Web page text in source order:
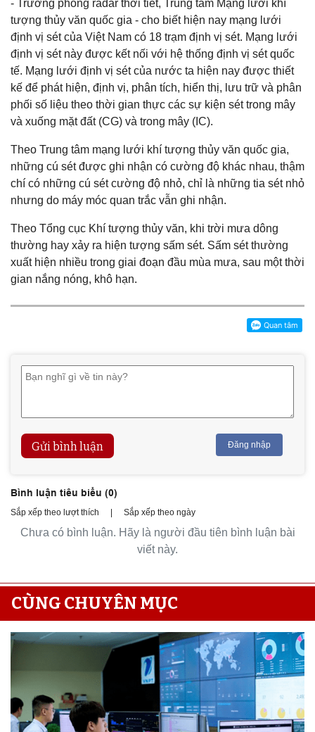
- Trưởng phòng radar thời tiết, Trung tâm Mạng lưới khí
tượng thủy văn quốc gia - cho biết hiện nay mạng lưới
định vị sét của Việt Nam có 18 trạm định vị sét. Mạng lưới
định vị sét này được kết nối với hệ thống định vị sét quốc
tế. Mạng lưới định vị sét của nước ta hiện nay được thiết
kế để phát hiện, định vị, phân tích, hiển thị, lưu trữ và phân
phối số liệu theo thời gian thực các sự kiện sét trong mây
và xuống mặt đất (CG) và trong mây (IC).
Theo Trung tâm mạng lưới khí tượng thủy văn quốc gia,
những cú sét được ghi nhận có cường độ khác nhau, thậm
chí có những cú sét cường độ nhỏ, chỉ là những tia sét nhỏ
nhưng do máy móc quan trắc vẫn ghi nhận.
Theo Tổng cục Khí tượng thủy văn, khi trời mưa dông
thường hay xảy ra hiện tượng sấm sét. Sấm sét thường
xuất hiện nhiều trong giai đoạn đầu mùa mưa, sau một thời
gian nắng nóng, khô hạn.
Gửi bình luận Đăng nhập
Bình luận tiêu biểu (0)
Sắp xếp theo lượt thích | Sắp xếp theo ngày
Chưa có bình luận. Hãy là người đầu tiên bình luận bài
viết này.
CÙNG CHUYÊN MỤC